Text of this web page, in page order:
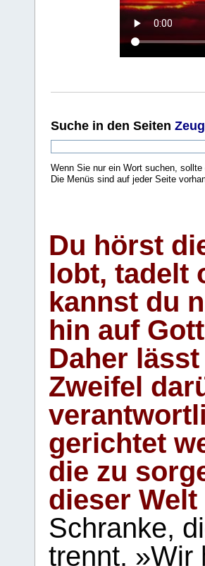
Suche in den Seiten
Wenn Sie nur ein Wort suchen,
Die Menüs sind auf jeder Seite
Du hörst
lobt, tadelt
kannst du
hin auf
Daher
Zweifel
gerichtet
die zu
dieser Welt
Schranke,
trennt. »Wir